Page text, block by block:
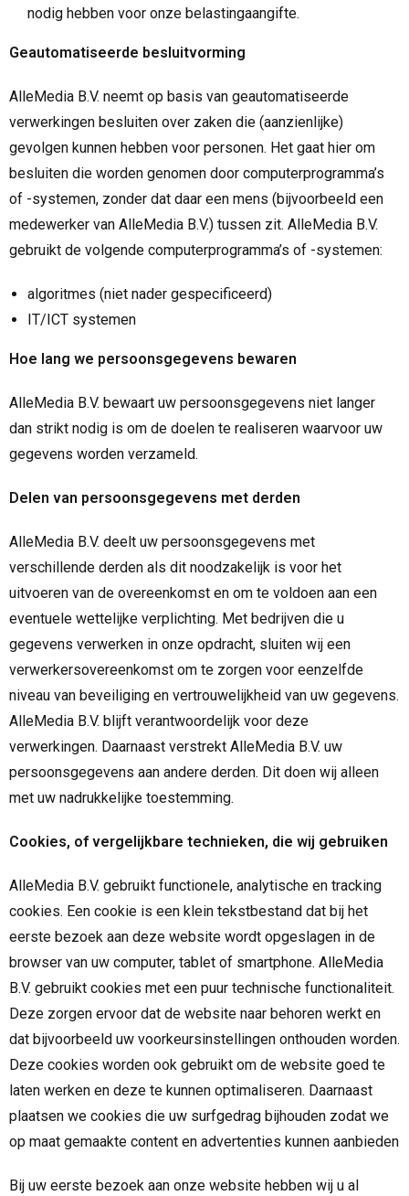
nodig hebben voor onze belastingaangifte.
Geautomatiseerde besluitvorming
AlleMedia B.V. neemt op basis van geautomatiseerde
verwerkingen besluiten over zaken die (aanzienlijke)
gevolgen kunnen hebben voor personen. Het gaat hier om
besluiten die worden genomen door computerprogramma’s
of -systemen, zonder dat daar een mens (bijvoorbeeld een
medewerker van AlleMedia B.V.) tussen zit. AlleMedia B.V.
gebruikt de volgende computerprogramma’s of -systemen:
algoritmes (niet nader gespecificeerd)
IT/ICT systemen
Hoe lang we persoonsgegevens bewaren
AlleMedia B.V. bewaart uw persoonsgegevens niet langer
dan strikt nodig is om de doelen te realiseren waarvoor uw
gegevens worden verzameld.
Delen van persoonsgegevens met derden
AlleMedia B.V. deelt uw persoonsgegevens met
verschillende derden als dit noodzakelijk is voor het
uitvoeren van de overeenkomst en om te voldoen aan een
eventuele wettelijke verplichting. Met bedrijven die u
gegevens verwerken in onze opdracht, sluiten wij een
verwerkersovereenkomst om te zorgen voor eenzelfde
niveau van beveiliging en vertrouwelijkheid van uw gegevens.
AlleMedia B.V. blijft verantwoordelijk voor deze
verwerkingen. Daarnaast verstrekt AlleMedia B.V. uw
persoonsgegevens aan andere derden. Dit doen wij alleen
met uw nadrukkelijke toestemming.
Cookies, of vergelijkbare technieken, die wij gebruiken
AlleMedia B.V. gebruikt functionele, analytische en tracking
cookies. Een cookie is een klein tekstbestand dat bij het
eerste bezoek aan deze website wordt opgeslagen in de
browser van uw computer, tablet of smartphone. AlleMedia
B.V. gebruikt cookies met een puur technische functionaliteit.
Deze zorgen ervoor dat de website naar behoren werkt en
dat bijvoorbeeld uw voorkeursinstellingen onthouden worden.
Deze cookies worden ook gebruikt om de website goed te
laten werken en deze te kunnen optimaliseren. Daarnaast
plaatsen we cookies die uw surfgedrag bijhouden zodat we
op maat gemaakte content en advertenties kunnen aanbieden
Bij uw eerste bezoek aan onze website hebben wij u al